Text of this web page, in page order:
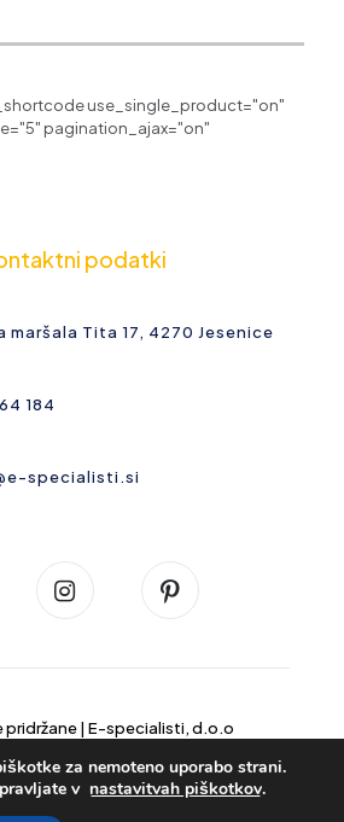
use_single_product="on"
pagination_ajax="on"
podatki
maršala Tita 17, 4270 Jesenice
184
specialisti.si
pridržane | E-specialisti, d.o.o
za nemoteno uporabo strani.
v nastavitvah piškotkov.